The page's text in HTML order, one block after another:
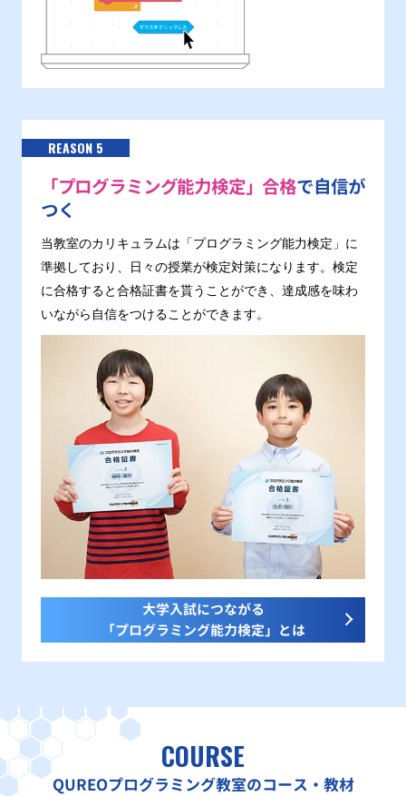
REASON 5
「プログラミング能力検定」合格で自信が
つく
当教室のカリキュラムは「プログラミング能力検定」に
準拠しており、日々の授業が検定対策になります。検定
に合格すると合格証書を貰うことができ、達成感を味わ
いながら自信をつけることができます。
大学入試につながる
「プログラミング能力検定」とは
COURSE
QUREOプログラミング教室のコース・教材